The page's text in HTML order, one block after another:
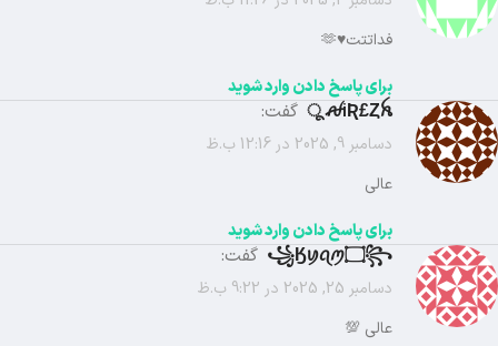
فداتتت♥️🫶
برای پاسخ دادن وارد شوید
ꫛiƦ£Ȥꫝ ू گفت:
دسامبر 9, 2025 در 12:16 ب.ظ
عالی
برای پاسخ دادن وارد شوید
꧁Ӄꪗꪖꪑ۝꧂ گفت:
دسامبر 25, 2025 در 9:22 ب.ظ
عالی 💯